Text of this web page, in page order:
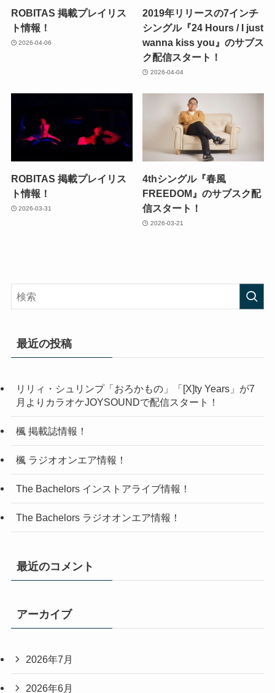
ROBITAS 掲載プレイリス
ト情報！
2026-04-06
2019年リリースの7インチ
シングル『24 Hours / I just
wanna kiss you』のサブス
ク配信スタート！
2026-04-04
ROBITAS 掲載プレイリス
ト情報！
2026-03-31
4thシングル『春風
FREEDOM』のサブスク配
信スタート！
2026-03-21
最近の投稿
リリィ・シュリンプ「おろかもの」「[X]ty Years」が7
月よりカラオケJOYSOUNDで配信スタート！
楓 掲載誌情報！
楓 ラジオオンエア情報！
The Bachelors インストアライブ情報！
The Bachelors ラジオオンエア情報！
最近のコメント
アーカイブ
2026年7月
2026年6月